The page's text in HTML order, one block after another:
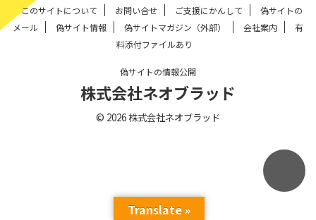
このサイトについて お問い合せ ご支援にかんして
偽サイトの
メール
偽サイト情報 偽サイトマガジン（外部） 会社案内
有
料添付ファイルあり
偽サイトの情報公開
株式会社ネオブラッド
© 2026 株式会社ネオブラッド
Translate »